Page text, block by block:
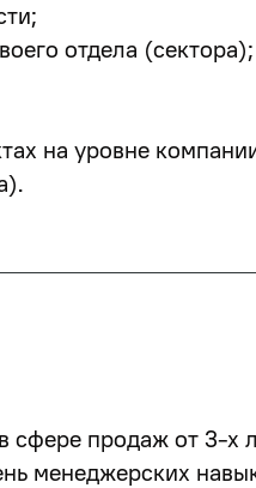
отдела (сектора);
на уровне
сфере продаж от 3-х
менеджерских